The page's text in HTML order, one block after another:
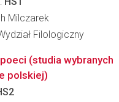
Milczarek
Filologiczny
(studia wybranych
polskiej)